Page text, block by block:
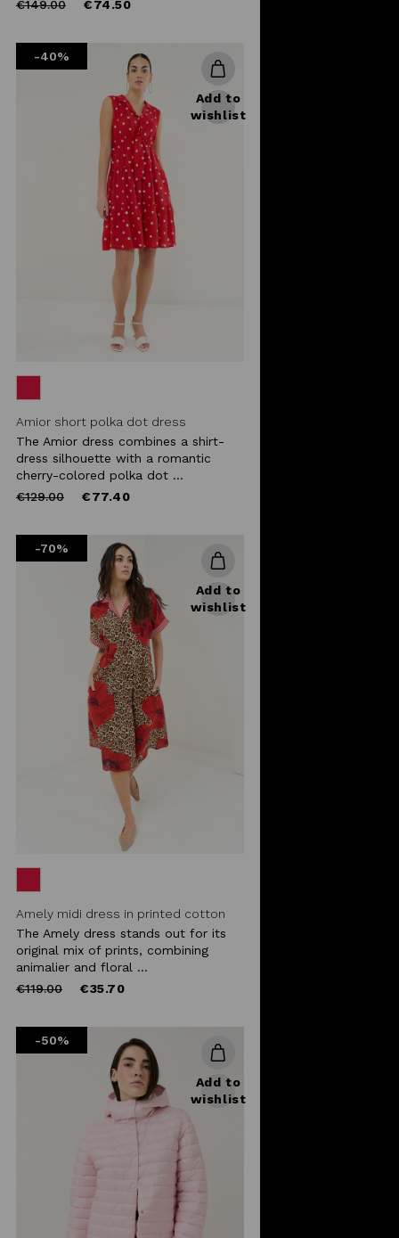
Price
€149.00to €74.50
-40%
Add to
wishlist
Amior short polka dot dress
The Amior dress combines a shirt-
dress silhouette with a romantic
cherry-colored polka dot ...
Price
€129.00to €77.40
-70%
Add to
wishlist
Amely midi dress in printed cotton
The Amely dress stands out for its
original mix of prints, combining
animalier and floral ...
Price
€119.00to €35.70
-50%
Add to
wishlist